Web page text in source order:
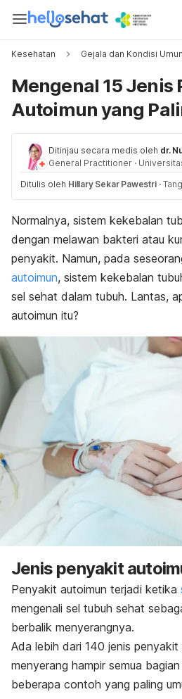
Kesehatan Gejala dan Kondisi
Mengenal 15 Jenis
Autoimun yang
Ditinjau secara medis oleh dr.
General Practitioner ·
Ditulis oleh Hillary Sekar Pawestri ·
Normalnya, sistem kekebalan
dengan melawan bakteri atau
penyakit. Namun, pada
autoimun, sistem kekebalan
sel sehat dalam tubuh. Lantas,
autoimun itu?
Jenis penyakit
Penyakit autoimun terjadi ketika
mengenali sel tubuh sehat
berbalik menyerangnya.
Ada lebih dari 140 jenis
menyerang hampir semua
beberapa contoh yang paling